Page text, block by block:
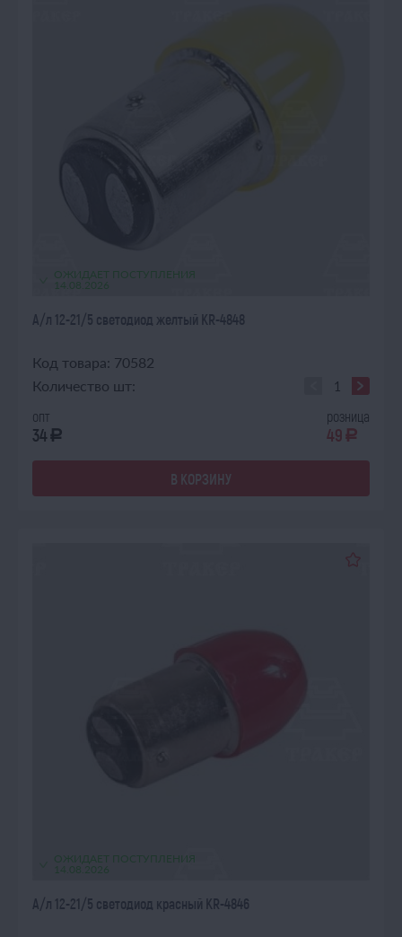
ОЖИДАЕТ ПОСТУПЛЕНИЯ
14.08.2026
А/л 12-21/5 светодиод желтый KR-4848
Код товара: 70582
Количество шт:
опт
34 a
розница
49 a
В КОРЗИНУ
ОЖИДАЕТ ПОСТУПЛЕНИЯ
14.08.2026
А/л 12-21/5 светодиод красный KR-4846